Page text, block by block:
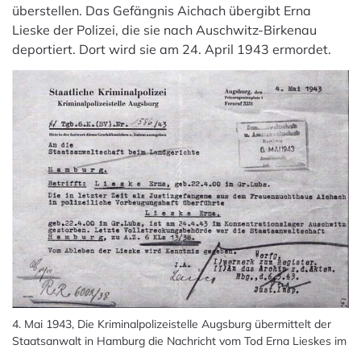
überstellen. Das Gefängnis Aichach übergibt Erna
Lieske der Polizei, die sie nach Auschwitz-Birkenau
deportiert. Dort wird sie am 24. April 1943 ermordet.
4. Mai 1943, Die Kriminalpolizeistelle Augsburg übermittelt der
Staatsanwalt in Hamburg die Nachricht vom Tod Erna Lieskes im